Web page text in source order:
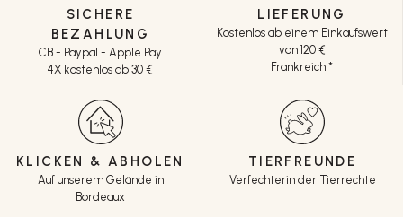
SICHERE
BEZAHLUNG
CB - Paypal - Apple Pay
4X kostenlos ab 30 €
LIEFERUNG
Kostenlos ab einem Einkaufswert
von 120 €
Frankreich *
KLICKEN & ABHOLEN
Auf unserem Gelände in
Bordeaux
TIERFREUNDE
Verfechterin der Tierrechte